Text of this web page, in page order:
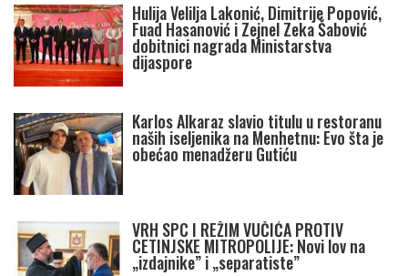
Hulija Velilja Lakonić, Dimitrije Popović,
Fuad Hasanović i Zejnel Zeka Šabović
dobitnici nagrada Ministarstva
dijaspore
Karlos Alkaraz slavio titulu u restoranu
naših iseljenika na Menhetnu: Evo šta je
obećao menadžeru Gutiću
VRH SPC I REŽIM VUČIĆA PROTIV
CETINJSKE MITROPOLIJE: Novi lov na
„izdajnike” i „separatiste”